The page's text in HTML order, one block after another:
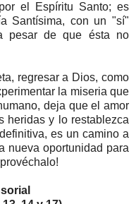
el Espíritu Santo; es
Santísima, con un "sí"
pesar de que ésta no
regresar a Dios, como
la miseria que
deja que el amor
heridas y lo restablezca
es un camino a
nueva oportunidad para